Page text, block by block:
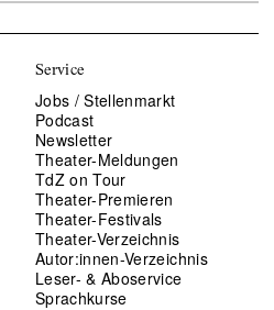
Service
Jobs / Stellenmarkt
Podcast
Newsletter
Theater-Meldungen
TdZ on Tour
Theater-Premieren
Theater-Festivals
Theater-Verzeichnis
Autor:innen-Verzeichnis
Leser- & Aboservice
Sprachkurse